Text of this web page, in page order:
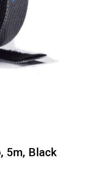
5m, Black